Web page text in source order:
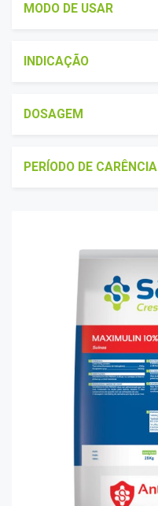
MODO DE USAR
INDICAÇÃO
DOSAGEM
PERÍODO DE CARÊNCIA